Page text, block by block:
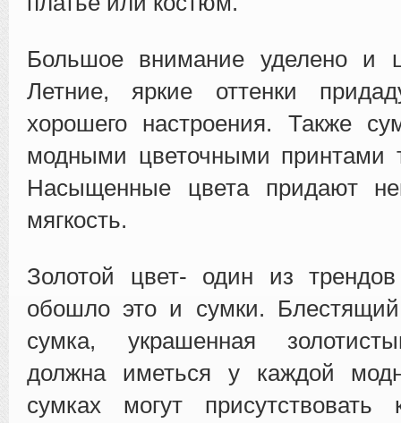
Большое внимание уделено и
Летние, яркие оттенки
хорошего настроения. Также
модными цветочными принтами
Насыщенные цвета придают
мягкость.
Золотой цвет- один из
обошло это и сумки. Блестящий
сумка, украшенная
должна иметься у каждой
сумках могут присутствовать